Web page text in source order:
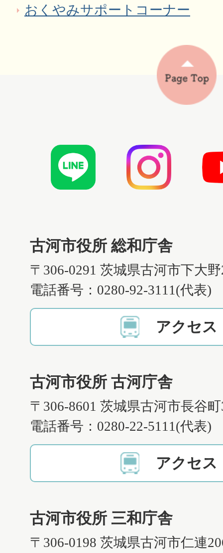
おくやみサポートコーナー
古河市役所 総和庁舎
〒306-0291 茨城県古河市下大
電話番号：0280-92-3111(代表)
アクセス
古河市役所 古河庁舎
〒306-8601 茨城県古河市長谷
電話番号：0280-22-5111(代表)
アクセス
古河市役所 三和庁舎
〒306-0198 茨城県古河市仁連